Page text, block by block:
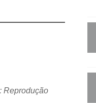
Reprodução